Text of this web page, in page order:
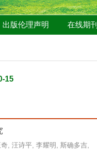
出版伦理声明 在线期刊
15
, 汪诗平, 李耀明, 斯确多吉,